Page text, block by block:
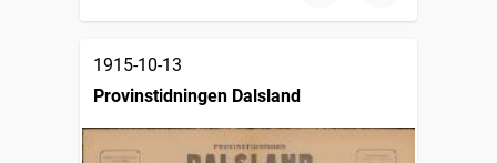
1915-10-13
Provinstidningen Dalsland